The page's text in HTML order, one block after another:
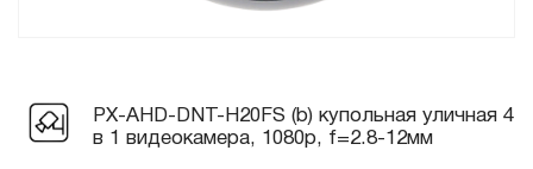
PX-AHD-DNT-H20FS (b) купольная уличная 4
в 1 видеокамера, 1080p, f=2.8-12мм